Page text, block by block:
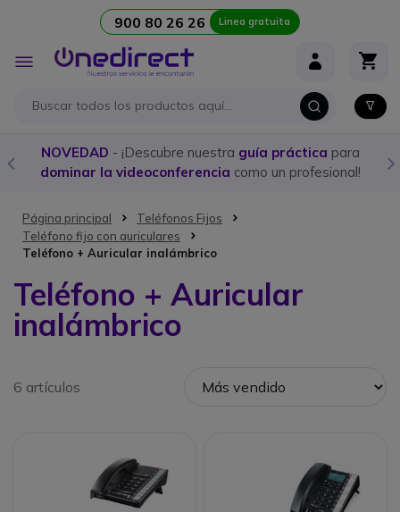
900 80 26 26 Linea gratuita
Toggle
Nav
NOVEDAD - ¡Descubre nuestra guía práctica para
dominar la videoconferencia como un profesional!
Página principal
Teléfonos Fijos
Teléfono fijo con auriculares
Teléfono + Auricular inalámbrico
Teléfono + Auricular
inalámbrico
6 artículos